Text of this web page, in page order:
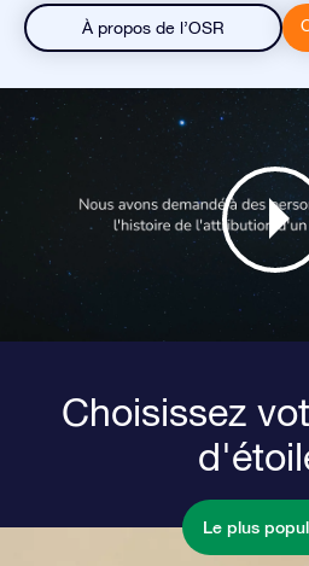
À propos de l’OSR
Choisissez
Le plus